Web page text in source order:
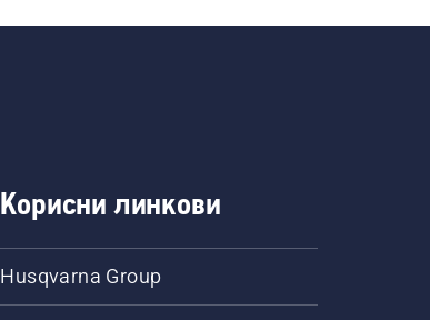
Корисни линкови
Husqvarna Group